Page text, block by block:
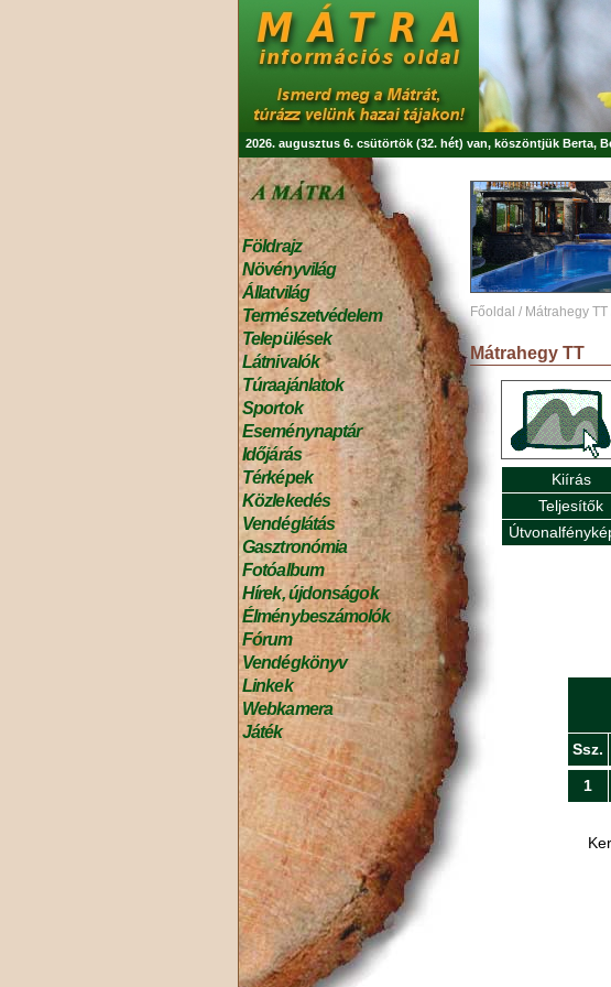
2026. augusztus 6. csütörtök (32. hét) van, köszöntjük Berta,
Földrajz
Növényvilág
Állatvilág
Természetvédelem
Települések
Látnivalók
Túraajánlatok
Sportok
Eseménynaptár
Időjárás
Térképek
Közlekedés
Vendéglátás
Gasztronómia
Fotóalbum
Hírek, újdonságok
Élménybeszámolók
Fórum
Vendégkönyv
Linkek
Webkamera
Játék
Főoldal / Mátrahegy TT
Mátrahegy TT
Kiírás
Teljesítők
Ssz.
1